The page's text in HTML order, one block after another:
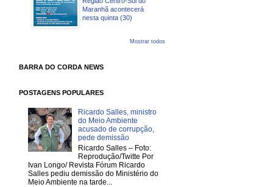
Maranhã acontecerá
nesta quinta (30)
Mostrar todos
BARRA DO CORDA NEWS
POSTAGENS POPULARES
Ricardo Salles, ministro
do Meio Ambiente
acusado de corrupção,
pede demissão
Ricardo Salles – Foto:
Reprodução/Twitte Por
Ivan Longo/ Revista Fórum Ricardo
Salles pediu demissão do Ministério do
Meio Ambiente na tarde...